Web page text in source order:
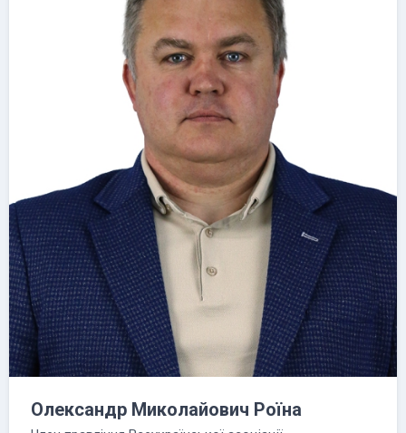
Олександр Миколайович Роїна